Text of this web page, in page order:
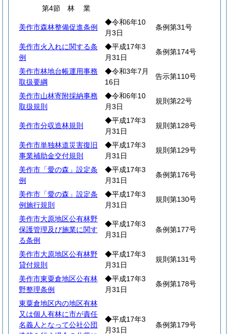
第4節 林業
美作市森林整備促進条例
◆令和6年10
月3日
条例第31号
美作市火入れに関する条
例
◆平成17年3
月31日
条例第174号
美作市林地台帳運用事務
取扱要綱
◆令和3年7月
16日
告示第110号
美作市山林寄附採納事務
取扱規則
◆令和6年10
月3日
規則第22号
美作市分収造林規則
◆平成17年3
月31日
規則第128号
美作市単独林道災害復旧
事業補助金交付規則
◆平成17年3
月31日
規則第129号
美作市「愛の森」設定条
例
◆平成17年3
月31日
条例第176号
美作市「愛の森」設定条
例施行規則
◆平成17年3
月31日
規則第130号
美作市大原地区公有林野
保護管理及び施業に関す
る条例
◆平成17年3
月31日
条例第177号
美作市大原地区公有林野
貸付規則
◆平成17年3
月31日
規則第131号
美作市東粟倉地区公有林
野整理条例
◆平成17年3
月31日
条例第178号
東粟倉地区内の地区有林
又は個人有林に市が責任
名義人となって公社公団
◆平成17年3
月31日
条例第179号